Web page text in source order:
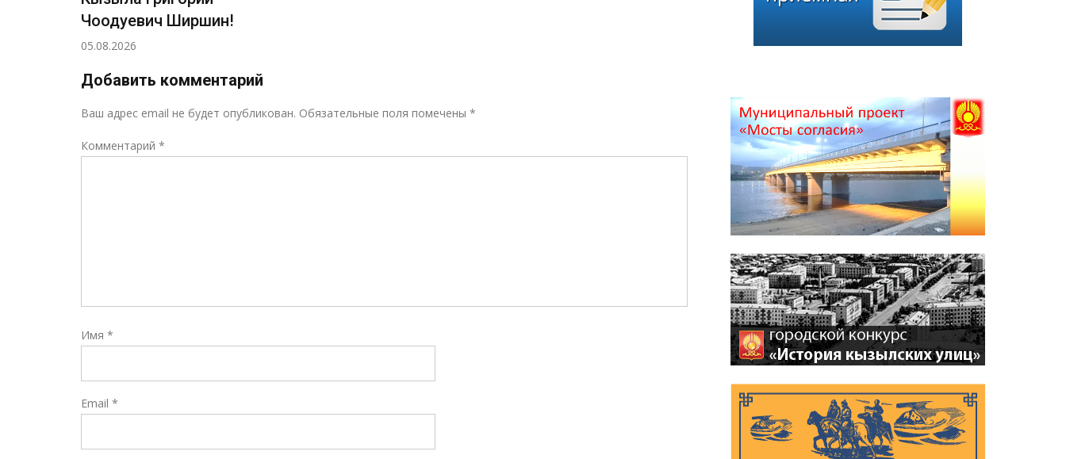
Чоодуевича Ширшина
Добавить комментарий
Ваш адрес email не будет опубликован. Обязательные поля помечены *
Комментарий *
Имя *
Email *
Рейтинг *